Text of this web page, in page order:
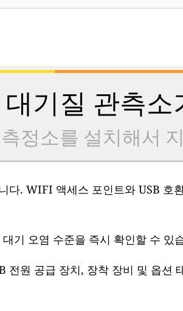
기질 관측
정소를 설치해서
다. WIFI 액세스 포인트와 USB 호
기 오염 수준을 즉시 확인할 수 있
전원 공급 장치, 장착 장비 및 옵션